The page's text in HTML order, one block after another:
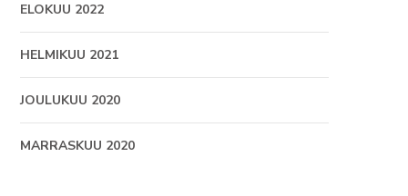
ELOKUU 2022
HELMIKUU 2021
JOULUKUU 2020
MARRASKUU 2020